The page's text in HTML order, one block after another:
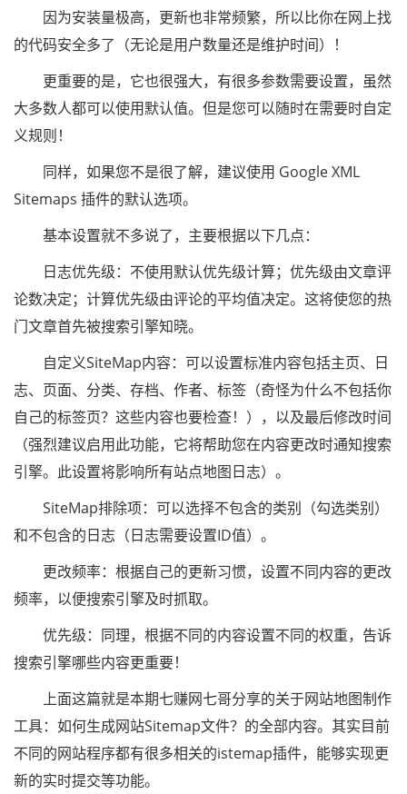
因为安装量极高，更新也非常频繁，所以比你在网上找
的代码安全多了（无论是用户数量还是维护时间）！
更重要的是，它也很强大，有很多参数需要设置，虽然
大多数人都可以使用默认值。但是您可以随时在需要时自定
义规则！
同样，如果您不是很了解，建议使用 Google XML
Sitemaps 插件的默认选项。
基本设置就不多说了，主要根据以下几点：
日志优先级：不使用默认优先级计算；优先级由文章评
论数决定；计算优先级由评论的平均值决定。这将使您的热
门文章首先被搜索引擎知晓。
自定义SiteMap内容：可以设置标准内容包括主页、日
志、页面、分类、存档、作者、标签（奇怪为什么不包括你
自己的标签页？这些内容也要检查！），以及最后修改时间
（强烈建议启用此功能，它将帮助您在内容更改时通知搜索
引擎。此设置将影响所有站点地图日志）。
SiteMap排除项：可以选择不包含的类别（勾选类别）
和不包含的日志（日志需要设置ID值）。
更改频率：根据自己的更新习惯，设置不同内容的更改
频率，以便搜索引擎及时抓取。
优先级：同理，根据不同的内容设置不同的权重，告诉
搜索引擎哪些内容更重要！
上面这篇就是本期七赚网七哥分享的关于网站地图制作
工具：如何生成网站Sitemap文件？的全部内容。其实目前
不同的网站程序都有很多相关的istemap插件，能够实现更
新的实时提交等功能。